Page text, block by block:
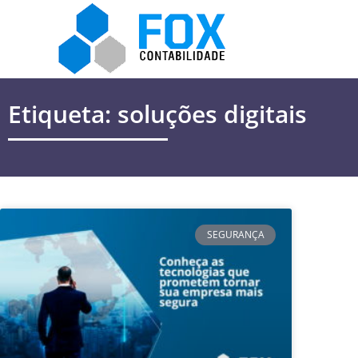
Etiqueta: soluções digitais
SEGURANÇA